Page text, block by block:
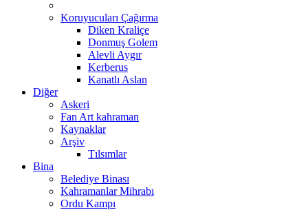
Koruyucuları Çağırma
Diken Kraliçe
Donmuş Golem
Alevli Aygır
Kerberus
Kanatlı Aslan
Diğer
Askeri
Fan Art kahraman
Kaynaklar
Arşiv
Tılsımlar
Bina
Belediye Binası
Kahramanlar Mihrabı
Ordu Kampı